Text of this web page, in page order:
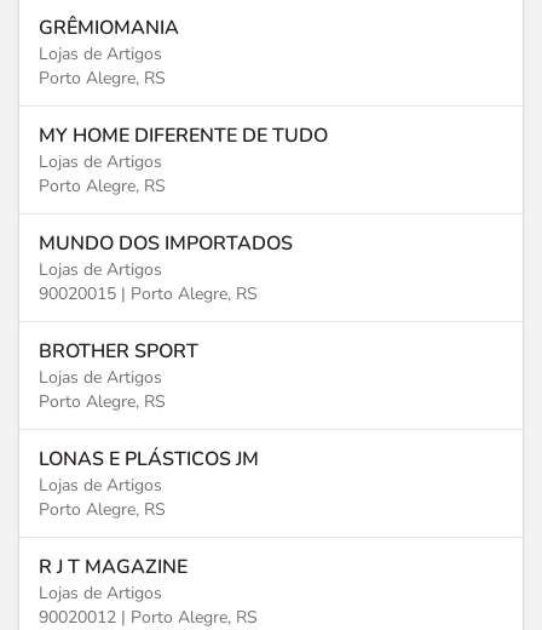
GRÊMIOMANIA
Lojas de Artigos
Porto Alegre, RS
MY HOME DIFERENTE DE TUDO
Lojas de Artigos
Porto Alegre, RS
MUNDO DOS IMPORTADOS
Lojas de Artigos
90020015 | Porto Alegre, RS
BROTHER SPORT
Lojas de Artigos
Porto Alegre, RS
LONAS E PLÁSTICOS JM
Lojas de Artigos
Porto Alegre, RS
R J T MAGAZINE
Lojas de Artigos
90020012 | Porto Alegre, RS